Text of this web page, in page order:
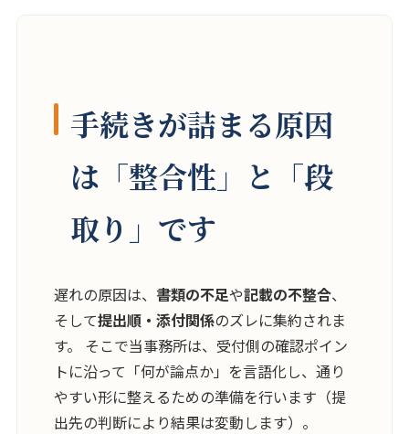
手続きが詰まる原因
は「整合性」と「段
取り」です
遅れの原因は、 書類の不足や記載の不整合、
そして提出順・添付関係のズレに集約されま
す。 そこで当事務所は、受付側の確認ポイン
トに沿って「何が論点か」を言語化し、通り
やすい形に整えるための準備を行います（提
出先の判断により結果は変動します）。